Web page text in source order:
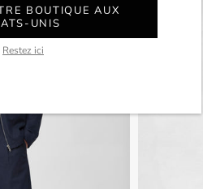
BOUTIQUE AUX
UNIS
Restez ici